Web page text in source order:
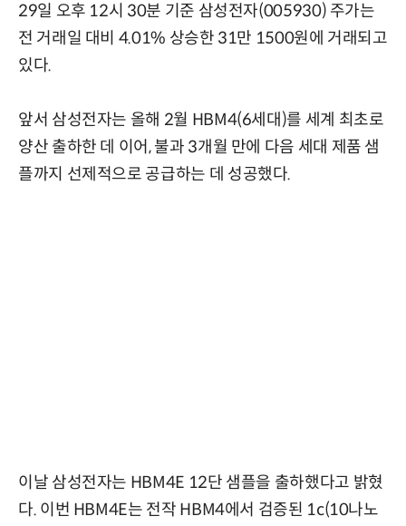
29일 오후 12시 30분 기준 삼성전자(005930) 주가는
전 거래일 대비 4.01% 상승한 31만 1500원에 거래되고
있다.
앞서 삼성전자는 올해 2월 HBM4(6세대)를 세계 최초로
양산 출하한 데 이어, 불과 3개월 만에 다음 세대 제품 샘
플까지 선제적으로 공급하는 데 성공했다.
이날 삼성전자는 HBM4E 12단 샘플을 출하했다고 밝혔
다. 이번 HBM4E는 전작 HBM4에서 검증된 1c(10나노